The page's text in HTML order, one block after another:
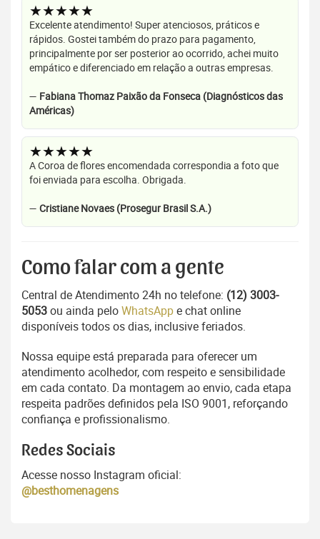
★★★★★
Excelente atendimento! Super atenciosos, práticos e
rápidos. Gostei também do prazo para pagamento,
principalmente por ser posterior ao ocorrido, achei muito
empático e diferenciado em relação a outras empresas.
— Fabiana Thomaz Paixão da Fonseca (Diagnósticos das
Américas)
★★★★★
A Coroa de flores encomendada correspondia a foto que
foi enviada para escolha. Obrigada.
— Cristiane Novaes (Prosegur Brasil S.A.)
Como falar com a gente
Central de Atendimento 24h no telefone: (12) 3003-
5053ou ainda peloWhatsAppe chat online
disponíveis todos os dias, inclusive feriados.
Nossa equipe está preparada para oferecer um
atendimento acolhedor, com respeito e sensibilidade
em cada contato. Da montagem ao envio, cada etapa
respeita padrões definidos pela ISO 9001, reforçando
confiança e profissionalismo.
Redes Sociais
Acesse nosso Instagram oficial:
@besthomenagens